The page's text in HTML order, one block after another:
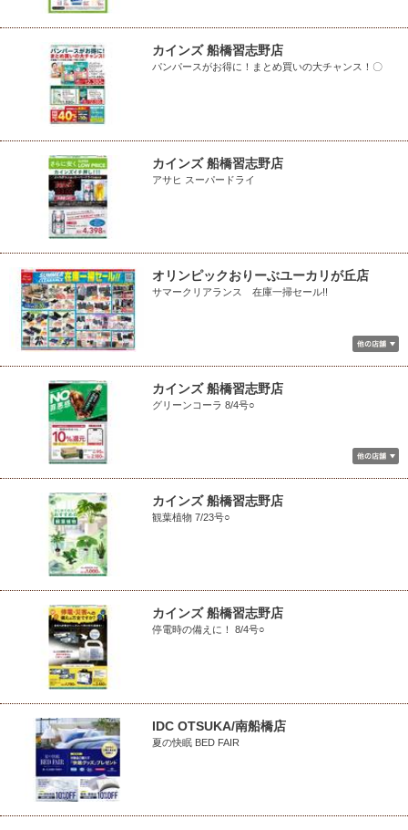
カインズ 船橋習志野店
パンパースがお得に！まとめ買いの大チャンス！〇
カインズ 船橋習志野店
アサヒ スーパードライ
オリンピックおりーぶユーカリが丘店
サマークリアランス 在庫一掃セール!!
カインズ 船橋習志野店
グリーンコーラ 8/4号○
カインズ 船橋習志野店
観葉植物 7/23号○
カインズ 船橋習志野店
停電時の備えに！ 8/4号○
IDC OTSUKA/南船橋店
夏の快眠 BED FAIR